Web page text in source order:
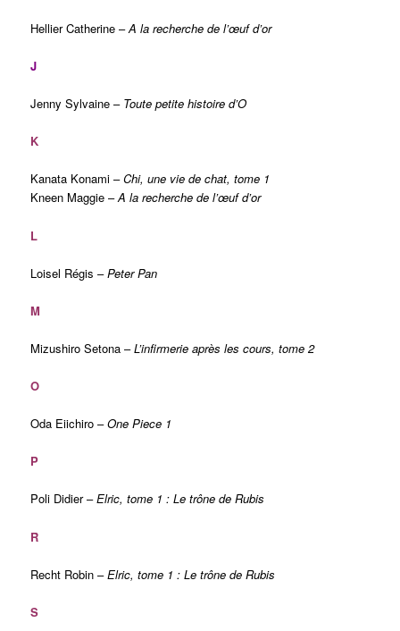
Hellier Catherine –A la recherche de l’œuf d’or
J
Jenny Sylvaine – Toute petite histoire d’O
K
Kanata Konami –Chi, une vie de chat, tome 1
Kneen Maggie –A la recherche de l’œuf d’or
L
Loisel Régis –Peter Pan
M
Mizushiro Setona –L’infirmerie après les cours, tome 2
O
Oda Eiichiro –One Piece 1
P
Poli Didier –Elric, tome 1 : Le trône de Rubis
R
Recht Robin –Elric, tome 1 : Le trône de Rubis
S